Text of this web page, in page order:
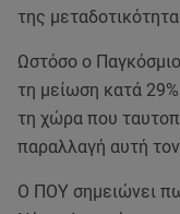
της
Ωστόσο ο
τη μείωση κατά
τη χώρα που
παραλλαγή αυτή
Ο ΠΟΥ σημειώνει